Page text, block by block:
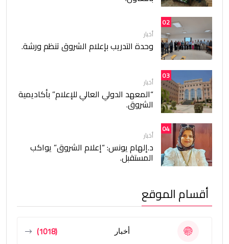
02
أخبار
وحدة التدريب بإعلام الشروق تنظم ورشة.
03
أخبار
“المعهد الدولي العالي للإعلام” بأكاديمية
الشروق.
04
أخبار
د.إلهام يونس: “إعلام الشروق” يواكب
المستقبل.
أقسام الموقع
أخبار (1018)